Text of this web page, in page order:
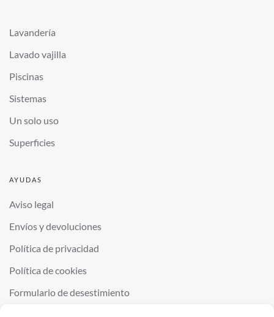
Lavandería
Lavado vajilla
Piscinas
Sistemas
Un solo uso
Superficies
AYUDAS
Aviso legal
Envíos y devoluciones
Política de privacidad
Política de cookies
Formulario de desestimiento